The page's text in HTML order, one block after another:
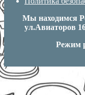
Мы находимся
ул.Авиаторов
Режим